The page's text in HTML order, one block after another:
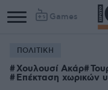
Games
ΠΟΛΙΤΙΚΗ
Χουλουσί Ακάρ
Επέκταση χωρικών